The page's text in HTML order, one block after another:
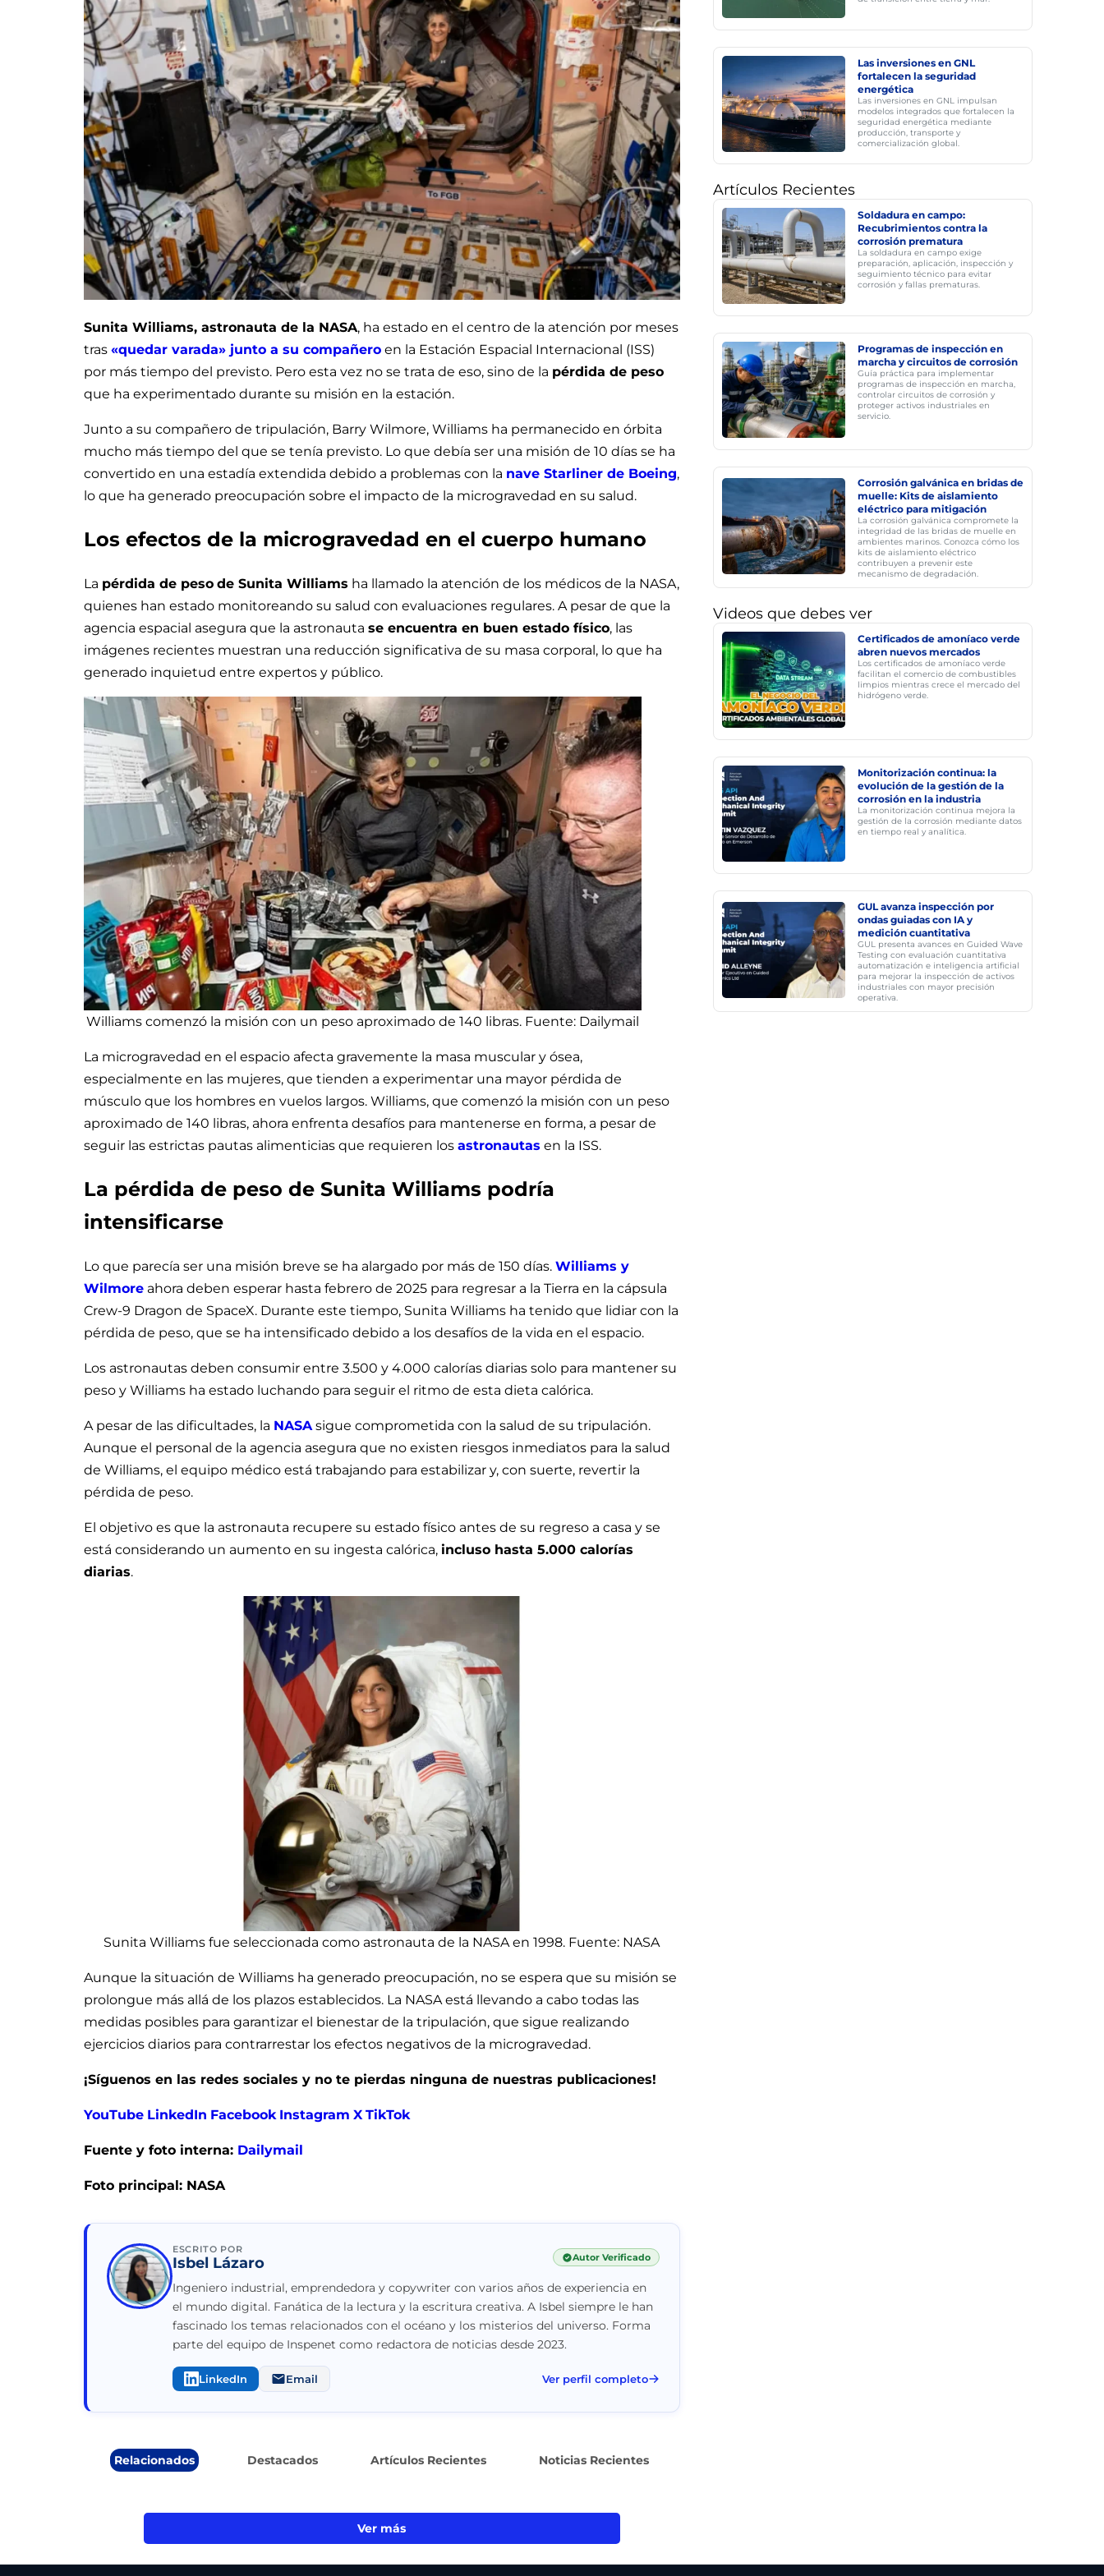
Sunita Williams, astronauta de la NASA, ha estado en el centro de la atención por meses
tras «quedar varada» junto a su compañero en la Estación Espacial Internacional (ISS)
por más tiempo del previsto. Pero esta vez no se trata de eso, sino de la pérdida de peso
que ha experimentado durante su misión en la estación.
Junto a su compañero de tripulación, Barry Wilmore, Williams ha permanecido en órbita
mucho más tiempo del que se tenía previsto. Lo que debía ser una misión de 10 días se ha
convertido en una estadía extendida debido a problemas con la nave Starliner de Boeing,
lo que ha generado preocupación sobre el impacto de la microgravedad en su salud.
Los efectos de la microgravedad en el cuerpo humano
La pérdida de peso de Sunita Williams ha llamado la atención de los médicos de la NASA,
quienes han estado monitoreando su salud con evaluaciones regulares. A pesar de que la
agencia espacial asegura que la astronauta se encuentra en buen estado físico, las
imágenes recientes muestran una reducción significativa de su masa corporal, lo que ha
generado inquietud entre expertos y público.
Williams comenzó la misión con un peso aproximado de 140 libras. Fuente: Dailymail
La microgravedad en el espacio afecta gravemente la masa muscular y ósea,
especialmente en las mujeres, que tienden a experimentar una mayor pérdida de
músculo que los hombres en vuelos largos. Williams, que comenzó la misión con un peso
aproximado de 140 libras, ahora enfrenta desafíos para mantenerse en forma, a pesar de
seguir las estrictas pautas alimenticias que requieren los astronautas en la ISS.
La pérdida de peso de Sunita Williams podría
intensificarse
Lo que parecía ser una misión breve se ha alargado por más de 150 días. Williams y
Wilmore ahora deben esperar hasta febrero de 2025 para regresar a la Tierra en la cápsula
Crew-9 Dragon de SpaceX. Durante este tiempo, Sunita Williams ha tenido que lidiar con la
pérdida de peso, que se ha intensificado debido a los desafíos de la vida en el espacio.
Los astronautas deben consumir entre 3.500 y 4.000 calorías diarias solo para mantener su
peso y Williams ha estado luchando para seguir el ritmo de esta dieta calórica.
A pesar de las dificultades, la NASA sigue comprometida con la salud de su tripulación.
Aunque el personal de la agencia asegura que no existen riesgos inmediatos para la salud
de Williams, el equipo médico está trabajando para estabilizar y, con suerte, revertir la
pérdida de peso.
El objetivo es que la astronauta recupere su estado físico antes de su regreso a casa y se
está considerando un aumento en su ingesta calórica, incluso hasta 5.000 calorías
diarias.
Sunita Williams fue seleccionada como astronauta de la NASA en 1998. Fuente: NASA
Aunque la situación de Williams ha generado preocupación, no se espera que su misión se
prolongue más allá de los plazos establecidos. La NASA está llevando a cabo todas las
medidas posibles para garantizar el bienestar de la tripulación, que sigue realizando
ejercicios diarios para contrarrestar los efectos negativos de la microgravedad.
¡Síguenos en las redes sociales y no te pierdas ninguna de nuestras publicaciones!
YouTube LinkedIn Facebook Instagram X TikTok
Fuente y foto interna: Dailymail
Foto principal: NASA
ESCRITO POR
Isbel Lázaro Autor Verificado
Ingeniero industrial, emprendedora y copywriter con varios años de experiencia en
el mundo digital. Fanática de la lectura y la escritura creativa. A Isbel siempre le han
fascinado los temas relacionados con el océano y los misterios del universo. Forma
parte del equipo de Inspenet como redactora de noticias desde 2023.
LinkedIn Email Ver perfil completo
Relacionados Destacados Artículos Recientes Noticias Recientes
Ver más
Las inversiones en GNL
fortalecen la seguridad
energética
Las inversiones en GNL impulsan
modelos integrados que fortalecen la
seguridad energética mediante
producción, transporte y
comercialización global.
Artículos Recientes
Soldadura en campo:
Recubrimientos contra la
corrosión prematura
La soldadura en campo exige
preparación, aplicación, inspección y
seguimiento técnico para evitar
corrosión y fallas prematuras.
Programas de inspección en
marcha y circuitos de corrosión
Guía práctica para implementar
programas de inspección en marcha,
controlar circuitos de corrosión y
proteger activos industriales en
servicio.
Corrosión galvánica en bridas de
muelle: Kits de aislamiento
eléctrico para mitigación
La corrosión galvánica compromete la
integridad de las bridas de muelle en
ambientes marinos. Conozca cómo los
kits de aislamiento eléctrico
contribuyen a prevenir este
mecanismo de degradación.
Videos que debes ver
Certificados de amoníaco verde
abren nuevos mercados
Los certificados de amoníaco verde
facilitan el comercio de combustibles
limpios mientras crece el mercado del
hidrógeno verde.
Monitorización continua: la
evolución de la gestión de la
corrosión en la industria
La monitorización continua mejora la
gestión de la corrosión mediante datos
en tiempo real y analítica.
GUL avanza inspección por
ondas guiadas con IA y
medición cuantitativa
GUL presenta avances en Guided Wave
Testing con evaluación cuantitativa
automatización e inteligencia artificial
para mejorar la inspección de activos
industriales con mayor precisión
operativa.